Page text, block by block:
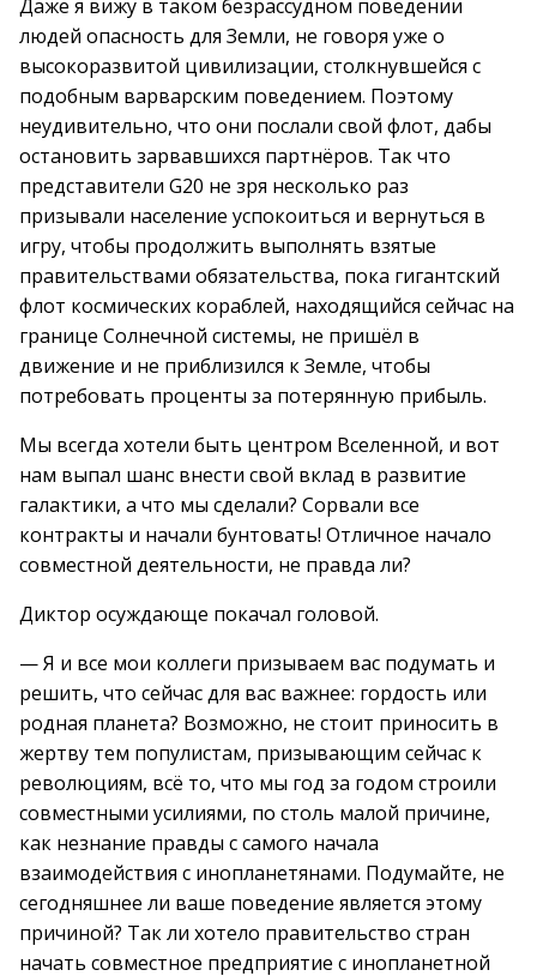
Даже я вижу в таком безрассудном поведении
людей опасность для Земли, не говоря уже о
высокоразвитой цивилизации, столкнувшейся с
подобным варварским поведением. Поэтому
неудивительно, что они послали свой флот, дабы
остановить зарвавшихся партнёров. Так что
представители G20 не зря несколько раз
призывали население успокоиться и вернуться в
игру, чтобы продолжить выполнять взятые
правительствами обязательства, пока гигантский
флот космических кораблей, находящийся сейчас на
границе Солнечной системы, не пришёл в
движение и не приблизился к Земле, чтобы
потребовать проценты за потерянную прибыль.
Мы всегда хотели быть центром Вселенной, и вот
нам выпал шанс внести свой вклад в развитие
галактики, а что мы сделали? Сорвали все
контракты и начали бунтовать! Отличное начало
совместной деятельности, не правда ли?
Диктор осуждающе покачал головой.
— Я и все мои коллеги призываем вас подумать и
решить, что сейчас для вас важнее: гордость или
родная планета? Возможно, не стоит приносить в
жертву тем популистам, призывающим сейчас к
революциям, всё то, что мы год за годом строили
совместными усилиями, по столь малой причине,
как незнание правды с самого начала
взаимодействия с инопланетянами. Подумайте, не
сегодняшнее ли ваше поведение является этому
причиной? Так ли хотело правительство стран
начать совместное предприятие с инопланетной